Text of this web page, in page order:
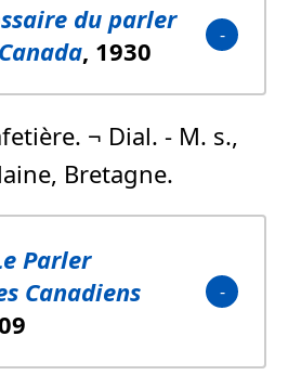
du parler
, 1930
¬ Dial. - M. s.,
Bretagne.
Parler
Canadiens